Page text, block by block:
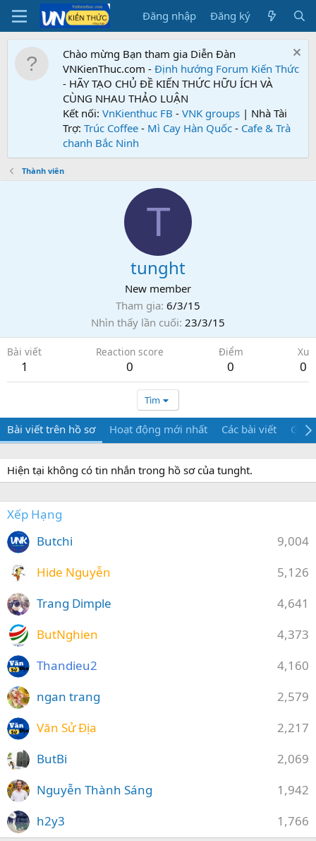
Đăng nhập Đăng ký
Chào mừng Bạn tham gia Diễn Đàn
VNKienThuc.com - Định hướng Forum Kiến Thức
- HÃY TẠO CHỦ ĐỀ KIẾN THỨC HỮU ÍCH VÀ
CÙNG NHAU THẢO LUẬN
Kết nối: VnKienthuc FB - VNK groups | Nhà Tài
Trợ: Trúc Coffee - Mì Cay Hàn Quốc - Cafe & Trà
chanh Bắc Ninh
Thành viên
T
tunght
New member
Tham gia 6/3/15
Nhìn thấy lần cuối 23/3/15
Bài viết
1
Reaction score
0
Điểm
0
Xu
0
Tìm
Bài viết trên hồ sơ Hoạt động mới nhất Các bài viết Giới
Hiện tại không có tin nhắn trong hồ sơ của tunght.
Xếp Hạng
9,004
Butchi
5,126
Hide Nguyễn
4,641
Trang Dimple
4,373
ButNghien
4,160
Thandieu2
2,579
ngan trang
2,217
Văn Sử Địa
2,069
ButBi
1,942
Nguyễn Thành Sáng
1,766
h2y3